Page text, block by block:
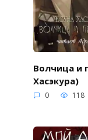
Волчица и
Хасэкура)
0 118